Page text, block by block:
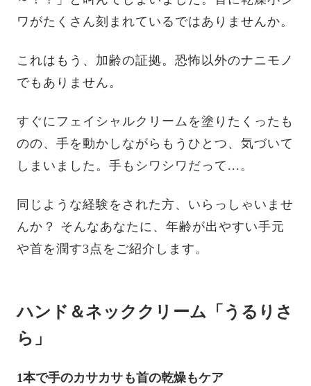
ワがたくさん刻まれているではありませんか。
これはもう、加齢の証拠。恐怖以外のナニモノ
でもありません。
すぐにフェイシャルクリームを塗りたくったも
のの、手を動かしながらもうひとつ、気づいて
しまいました。手もシワシワだって...。
同じような経験をされた方、いらっしゃいませ
んか？ そんなあなたに、年齢が出やすい手元
や首を潤す3点をご紹介します。
ハンド＆ネッククリーム「うるりさ
ら」
1本で手のカサカサも首の乾燥もケア